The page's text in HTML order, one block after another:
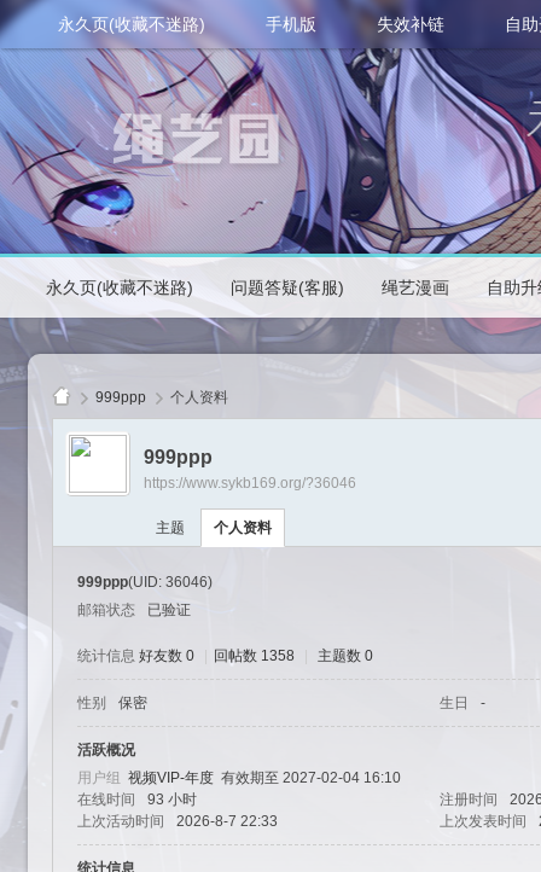
永久页(收藏不迷路) 手机版 失效补链 自
永久页(收藏不迷路) 问题答疑(客服) 绳艺漫画 自助
999ppp 个人资料
999ppp
https://www.sykb169.org/?36046
主题 个人资料
999ppp(UID: 36046)
邮箱状态
已验证
统计信息 好友数 0 回帖数 1358 主题数 0
性别 保密 生日 -
活跃概况
用户组 视频VIP-年度有效期至 2027-02-04 16:10
在线时间
93 小时 注册时间
上次活动时间
2026-8-7 22:33 上次发表时间
统计信息